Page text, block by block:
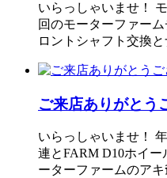
いらっしゃいませ！
回のモーターファー
ロントシャフト交換
ご来店ありがとう
いらっしゃいませ！
連とFARM D10ホイ
ーターファームのア